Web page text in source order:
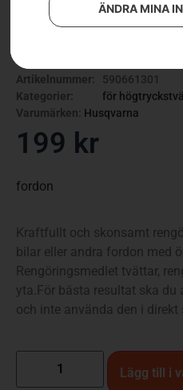
ÄNDRA MINA
Artikelnummer:
590661301
Kategorier:
för
Varumärken Husqvarna
199 kr
fordon
Kraftfullt och skonsamt
bilar eller andra fordon med
Rengöringsmedlet tvättar,
yta.För bästa resultat ska
och inte använda den i direkt
Lägg till i